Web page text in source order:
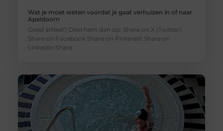
Wat je moet weten voordat je gaat verhuizen in of naar
Apeldoorn
Goed artikel? Deel hem dan op: Share on X (Twitter)
Share on Facebook Share on Pinterest Share on
LinkedIn Share